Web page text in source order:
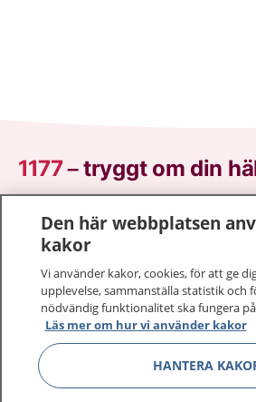
1177–tryggt om din
På 1177.se får du råd om hälsa
sjukdomar och vilka mottagningar
Logga in för att läsa din journal
vårdärenden. Ring
sjukvårdsrådgivning dygnet runt.
1177 ger dig råd när du vill må
Den här webbplatsen
kakor
Vi använder kakor, cookies, för att ge
upplevelse, sammanställa statistik och
nödvändig funktionalitet ska fungera
Läs mer om hur vi använder kakor
HANTERA